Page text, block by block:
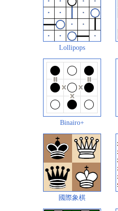
Lollipops
Binairo+
國際象棋